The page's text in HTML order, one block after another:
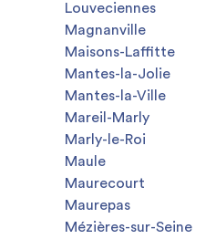
Louveciennes
Magnanville
Maisons-Laffitte
Mantes-la-Jolie
Mantes-la-Ville
Mareil-Marly
Marly-le-Roi
Maule
Maurecourt
Maurepas
Mézières-sur-Seine